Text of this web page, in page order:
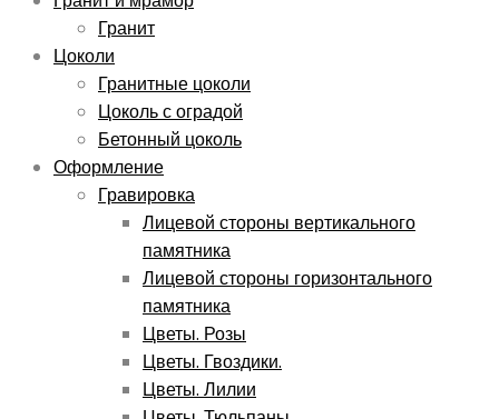
Гранит
Цоколи
Гранитные цоколи
Цоколь с оградой
Бетонный цоколь
Оформление
Гравировка
Лицевой стороны вертикального
памятника
Лицевой стороны горизонтального
памятника
Цветы. Розы
Цветы. Гвоздики.
Цветы. Лилии